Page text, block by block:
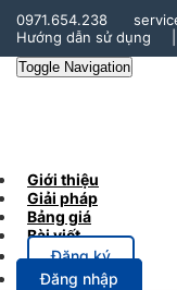
0971.654.238
Hướng dẫn sử dụng
Toggle Navigation
Giới thiệu
Giải pháp
Bảng giá
Bài viết
Đăng ký
Đăng nhập